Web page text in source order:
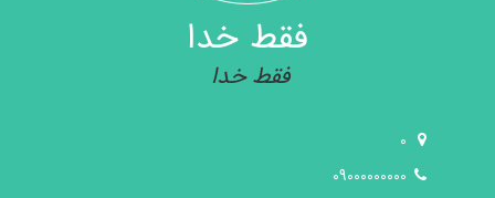
فقط خدا
فقط خدا
0
09000000000